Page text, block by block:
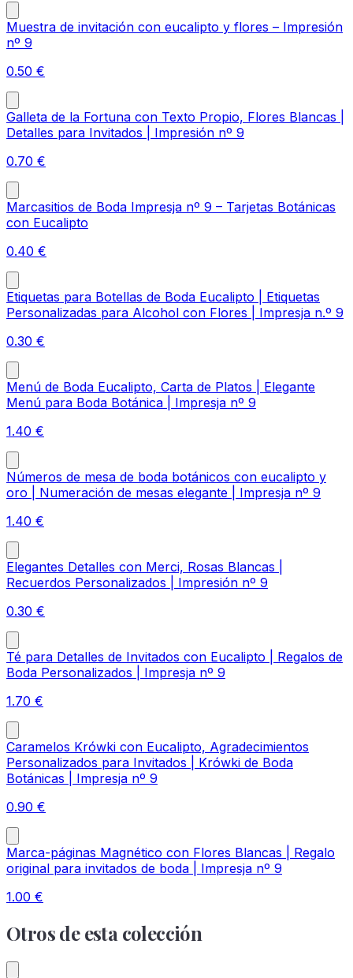
Muestra de invitación con eucalipto y flores – Impresión
nº 9
0.50 €
Galleta de la Fortuna con Texto Propio, Flores Blancas |
Detalles para Invitados | Impresión nº 9
0.70 €
Marcasitios de Boda Impresja nº 9 – Tarjetas Botánicas
con Eucalipto
0.40 €
Etiquetas para Botellas de Boda Eucalipto | Etiquetas
Personalizadas para Alcohol con Flores | Impresja n.º 9
0.30 €
Menú de Boda Eucalipto, Carta de Platos | Elegante
Menú para Boda Botánica | Impresja nº 9
1.40 €
Números de mesa de boda botánicos con eucalipto y
oro | Numeración de mesas elegante | Impresja nº 9
1.40 €
Elegantes Detalles con Merci, Rosas Blancas |
Recuerdos Personalizados | Impresión nº 9
0.30 €
Té para Detalles de Invitados con Eucalipto | Regalos de
Boda Personalizados | Impresja nº 9
1.70 €
Caramelos Krówki con Eucalipto, Agradecimientos
Personalizados para Invitados | Krówki de Boda
Botánicas | Impresja nº 9
0.90 €
Marca-páginas Magnético con Flores Blancas | Regalo
original para invitados de boda | Impresja nº 9
1.00 €
Otros de esta colección